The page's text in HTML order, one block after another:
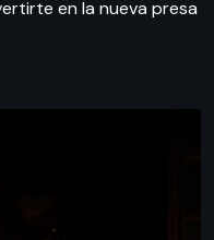
en la nueva presa